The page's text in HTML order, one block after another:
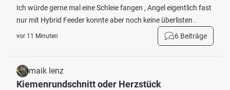
Ich würde gerne mal eine Schleie fangen , Angel eigentlich fast
nur mit Hybrid Feeder konnte aber noch keine überlisten .
vor 11 Minuten 6 Beiträge
maik lenz
Kiemenrundschnitt oder Herzstück